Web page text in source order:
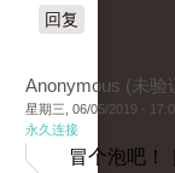
回复
Anonymous (未验
星期三, 06/05/2019 -
永久连接
冒个泡吧！